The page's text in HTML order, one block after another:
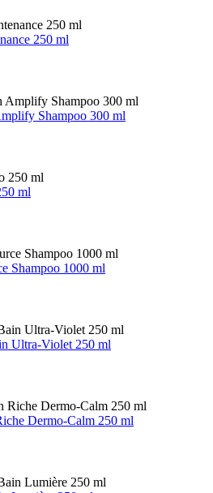
250 ml
Shampoo 300 ml
ml
Shampoo 1000 ml
Ultra-Violet 250 ml
Dermo-Calm 250 ml